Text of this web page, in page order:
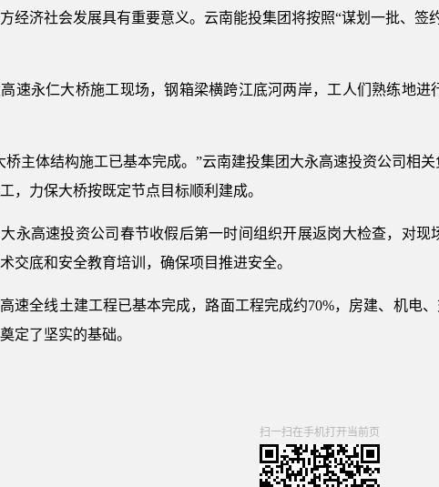
经济社会发展具有重要意义。云南能投集团将按照“谋划一批、签
永仁大桥施工现场，钢箱梁横跨江底河两岸，工人们熟练地进
体结构施工已基本完成。”云南建投集团大永高速投资公司相关
，力保大桥按既定节点目标顺利建成。
高速投资公司春节收假后第一时间组织开展返岗大检查，对现
交底和安全教育培训，确保项目推进安全。
全线土建工程已基本完成，路面工程完成约70%，房建、机电、
定了坚实的基础。
扫一扫在手机打开当前页